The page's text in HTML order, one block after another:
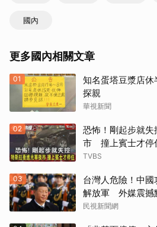
國內
更多國內相關文章
01
知名蛋塔豆漿店
探親
華視新聞
02
恐怖！剛起步就
市 撞上賓士才停
TVBS
03
台灣人危險！中
解放軍 外媒震撼
民視新聞網